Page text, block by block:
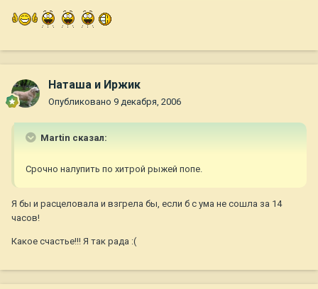
Наташа и Иржик
Опубликовано 9 декабря, 2006
Martin сказал:
Срочно налупить по хитрой рыжей попе.
Я бы и расцеловала и взгрела бы, если б с ума не сошла за 14
часов!
Какое счастье!!! Я так рада :(